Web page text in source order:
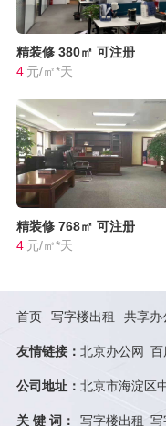
精装修 380㎡ 可注册
4 元/㎡*天
精装修 768㎡ 可注册
4 元/㎡*天
首页 写字楼出租 共享办
友情链接： 北京办公网 百
公司地址： 北京市海淀区
关 键 词： 写字楼出租 写